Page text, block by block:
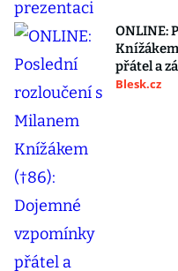
ONLINE:
přátel a
Blesk.cz